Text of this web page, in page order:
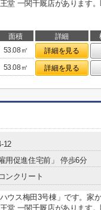
堂 一関千厩店があります
面積 詳細
53.08㎡ 詳細を見る
53.08㎡ 詳細を見る
12
用促進住宅前」 停歩6分
ンクリート
ウス梅田3号棟」です。家
堂 一関千厩店があります